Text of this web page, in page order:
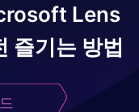
Lens
즐기는 방법